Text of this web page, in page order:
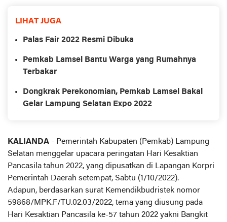
LIHAT JUGA
Palas Fair 2022 Resmi Dibuka
Pemkab Lamsel Bantu Warga yang Rumahnya
Terbakar
Dongkrak Perekonomian, Pemkab Lamsel Bakal
Gelar Lampung Selatan Expo 2022
KALIANDA - Pemerintah Kabupaten (Pemkab) Lampung
Selatan menggelar upacara peringatan Hari Kesaktian
Pancasila tahun 2022, yang dipusatkan di Lapangan Korpri
Pemerintah Daerah setempat, Sabtu (1/10/2022).
Adapun, berdasarkan surat Kemendikbudristek nomor
59868/MPK.F/TU.02.03/2022, tema yang diusung pada
Hari Kesaktian Pancasila ke-57 tahun 2022 yakni Bangkit